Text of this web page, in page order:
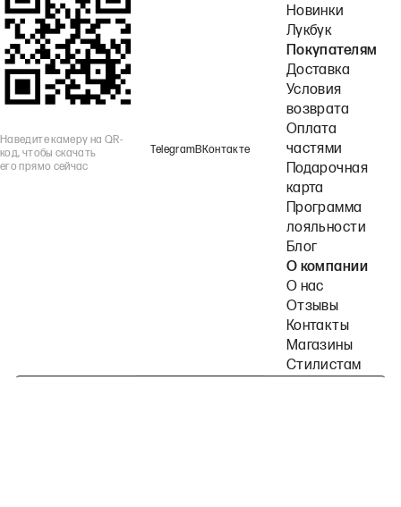
Наведите камеру на QR-
код, чтобы скачать
его прямо сейчас
TelegramВКонтакте
Новинки
Лукбук
Покупателям
Доставка
Условия
возврата
Оплата
частями
Подарочная
карта
Программа
лояльности
Блог
О компании
О нас
Отзывы
Контакты
Магазины
Стилистам